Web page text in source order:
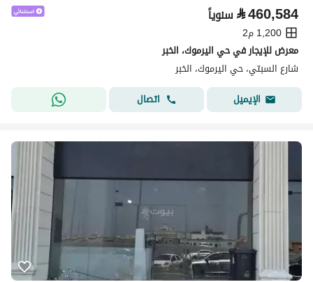
⃁460,584 سنوياً
1,200 م2
معرض للإيجار في حي اليرموك، الخبر
شارع السبتي، حي اليرموك، الخبر
الإيميل
اتصال